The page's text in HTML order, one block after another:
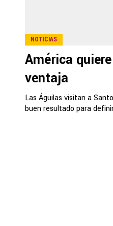
NOTICIAS
América
ventaja
Las Águilas visitan a
buen resultado para